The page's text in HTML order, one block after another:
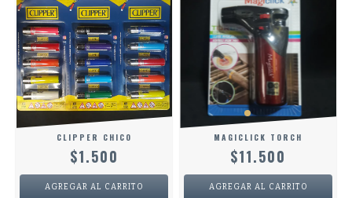
CLIPPER CHICO
$1.500
MAGICLICK TORCH
$11.500